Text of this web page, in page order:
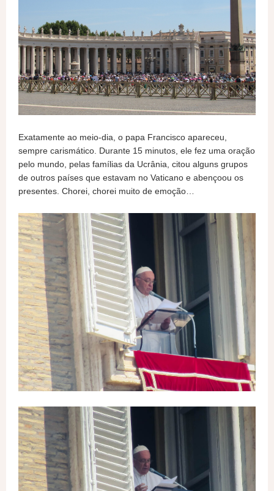
Exatamente ao meio-dia, o papa Francisco apareceu,
sempre carismático. Durante 15 minutos, ele fez uma oração
pelo mundo, pelas famílias da Ucrânia, citou alguns grupos
de outros países que estavam no Vaticano e abençoou os
presentes. Chorei, chorei muito de emoção…